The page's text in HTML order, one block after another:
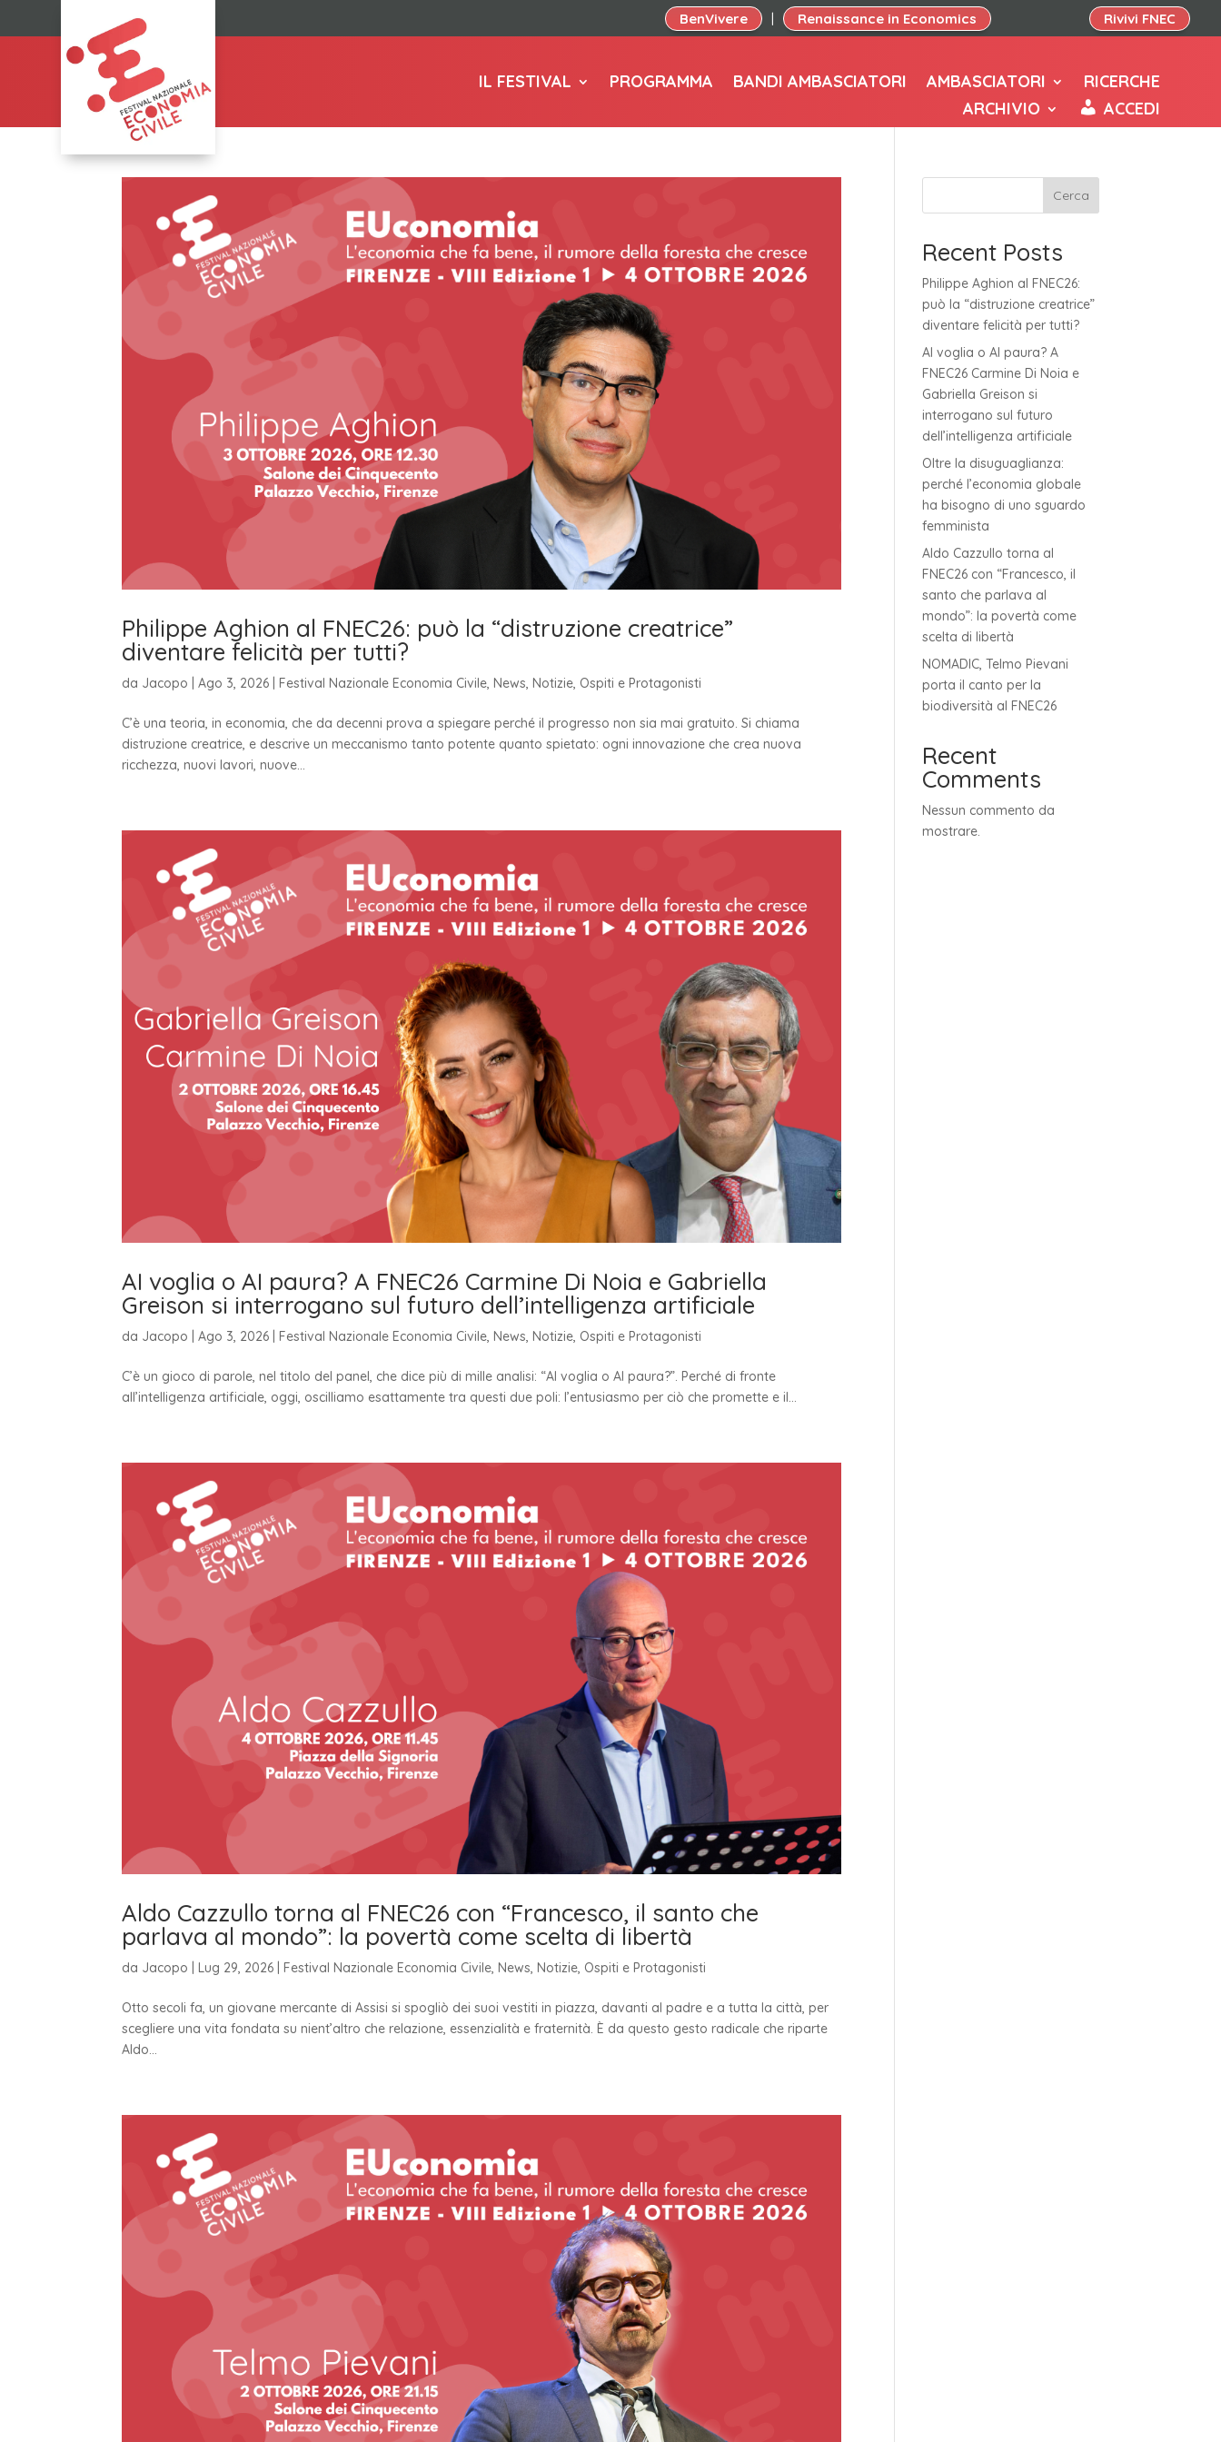
BenVivere Renaissance in Economics Rivivi FNEC
IL FESTIVAL PROGRAMMA BANDI AMBASCIATORI AMBASCIATORI
RICERCHE
ARCHIVIO
ACCEDI
Philippe Aghion al FNEC26: può la “distruzione creatrice”
diventare felicità per tutti?
da Jacopo |Ago 3, 2026 |Festival Nazionale Economia Civile,News,Notizie, Ospiti e Protagonisti
C’è una teoria, in economia, che da decenni prova a spiegare perché il progresso non sia mai gratuito. Si chiama
distruzione creatrice, e descrive un meccanismo tanto potente quanto spietato: ogni innovazione che crea nuova
ricchezza, nuovi lavori, nuove...
AI voglia o AI paura? A FNEC26 Carmine Di Noia e Gabriella
Greison si interrogano sul futuro dell’intelligenza artificiale
da Jacopo |Ago 3, 2026 |Festival Nazionale Economia Civile ,News ,Notizie Ospiti e Protagonisti
C’è un gioco di parole, nel titolo del panel, che dice più di mille analisi: “AI voglia o AI paura?”. Perché di fronte
all’intelligenza artificiale, oggi, oscilliamo esattamente tra questi due poli: l’entusiasmo per ciò che promette e il...
Aldo Cazzullo torna al FNEC26 con “Francesco, il santo che
parlava al mondo”: la povertà come scelta di libertà
da Jacopo |Lug 29, 2026 |Festival Nazionale Economia Civile,News,Notizie, Ospiti e Protagonisti
Otto secoli fa, un giovane mercante di Assisi si spogliò dei suoi vestiti in piazza, davanti al padre e a tutta la città, per
scegliere una vita fondata su nient’altro che relazione, essenzialità e fraternità. È da questo gesto radicale che riparte
Aldo...
Cerca
Recent Posts
Philippe Aghion al FNEC26:
può la “distruzione creatrice”
diventare felicità per tutti?
AI voglia o AI paura? A
FNEC26 Carmine Di Noia e
Gabriella Greison si
interrogano sul futuro
dell’intelligenza artificiale
Oltre la disuguaglianza:
perché l’economia globale
ha bisogno di uno sguardo
femminista
Aldo Cazzullo torna al
FNEC26 con “Francesco, il
santo che parlava al
mondo”: la povertà come
scelta di libertà
NOMADIC, Telmo Pievani
porta il canto per la
biodiversità al FNEC26
Recent
Comments
Nessun commento da
mostrare.